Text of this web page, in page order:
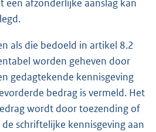
een afzonderlijke aanslag kan
als die bedoeld in artikel 8.2
worden geheven door
gedagtekende kennisgeving
bedrag is vermeld. Het
wordt door toezending of
schriftelijke kennisgeving aan